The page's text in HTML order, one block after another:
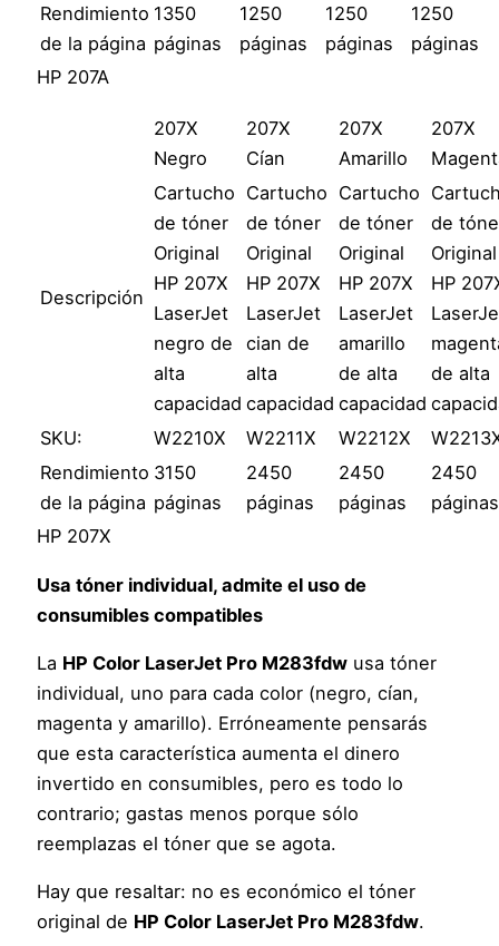
Rendimiento
de la página
1350
páginas
1250
páginas
1250
páginas
1250
páginas
HP 207A
207X
Negro
207X
Cían
207X
Amarillo
207X
Descripción
Cartucho
de tóner
Original
HP 207X
LaserJet
negro de
alta
capacidad
Cartucho
de tóner
Original
HP 207X
LaserJet
cian de
alta
capacidad
Cartucho
de tóner
Original
HP 207X
LaserJet
amarillo
de alta
capacidad
de
Original
HP
de alta
SKU:
W2210X W2211X W2212X
Rendimiento
de la página
3150
páginas
2450
páginas
2450
páginas
2450
páginas
HP 207X
Usa tóner individual, admite el uso de
consumibles compatibles
La HP Color LaserJet Pro M283fdw usa tóner
individual, uno para cada color (negro, cían,
magenta y amarillo). Erróneamente pensarás
que esta característica aumenta el dinero
invertido en consumibles, pero es todo lo
contrario; gastas menos porque sólo
reemplazas el tóner que se agota.
Hay que resaltar: no es económico el tóner
original de HP Color LaserJet Pro M283fdw.